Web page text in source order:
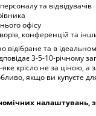
та відвідувачів
офісу
конференцій та
відібране та в
3-5-10-річному
крісло не за ціною, а
якщо ви купуєте
налаштувань,